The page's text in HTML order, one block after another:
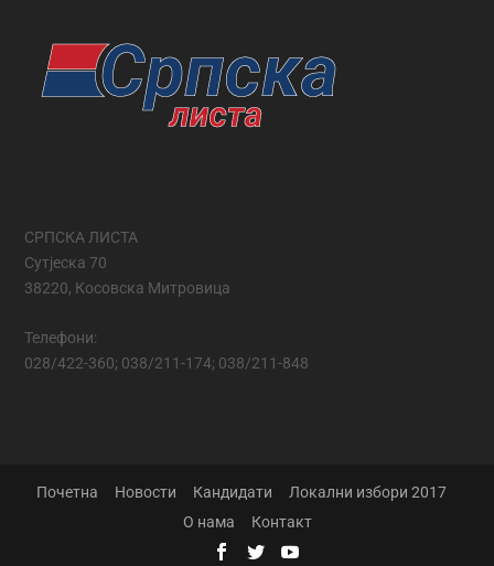
СРПСКА ЛИСТА
Сутјеска 70
38220, Косовска Митровица
Телефони:
028/422-360; 038/211-174; 038/211-848
Почетна Новости Кандидати
Локални избори 2017
О нама
Контакт